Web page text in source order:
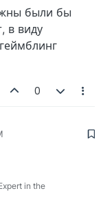
были бы
в виду
0
in the